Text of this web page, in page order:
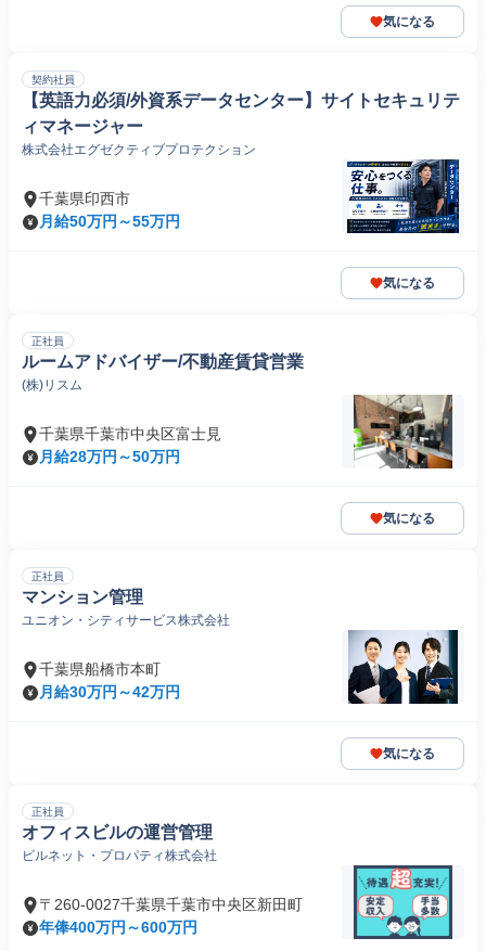
気になる
契約社員
【英語力必須/外資系データセンター】サイトセキュリテ
ィマネージャー
株式会社エグゼクティブプロテクション
千葉県印西市
月給50万円～55万円
気になる
正社員
ルームアドバイザー/不動産賃貸営業
(株)リスム
千葉県千葉市中央区富士見
月給28万円～50万円
気になる
正社員
マンション管理
ユニオン・シティサービス株式会社
千葉県船橋市本町
月給30万円～42万円
気になる
正社員
オフィスビルの運営管理
ビルネット・プロパティ株式会社
〒260-0027千葉県千葉市中央区新田町
年俸400万円～600万円